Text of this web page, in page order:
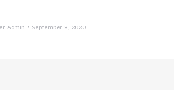
Admin September 8, 2020